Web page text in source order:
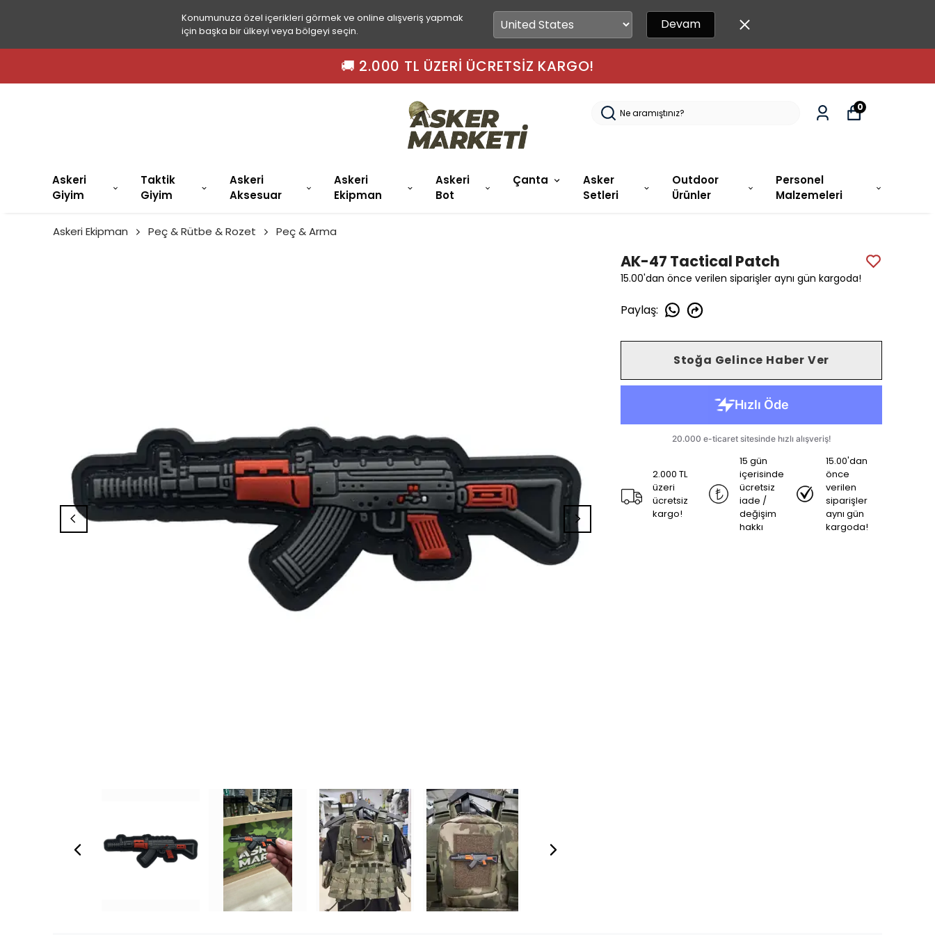
Konumunuza özel içerikleri görmek ve online alışveriş yapmak
için başka bir ülkeyi veya bölgeyi seçin.
Devam
🚚 2.000 TL ÜZERI ÜCRETSIZ KARGO!
Askeri
Giyim
Taktik
Giyim
Askeri
Aksesuar
Askeri
Ekipman
Askeri
Bot
Çanta
Asker
Setleri
Outdoor
Ürünler
Personel
Malzemeleri
0
Askeri Ekipman Peç & Rütbe & Rozet Peç & Arma
AK-47 Tactical Patch
15.00'dan önce verilen siparişler aynı gün kargoda!
Paylaş:
Stoğa Gelince Haber Ver
2.000 TL
üzeri
ücretsiz
kargo!
15 gün
içerisinde
ücretsiz
iade /
değişim
hakkı
15.00'dan
önce
verilen
siparişler
aynı gün
kargoda!